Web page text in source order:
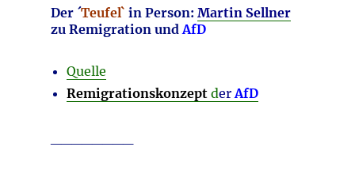
Der ´Teufel` in Person: Martin Sellner
zu Remigration undAfD
Quelle
Remigrationskonzeptder AfD